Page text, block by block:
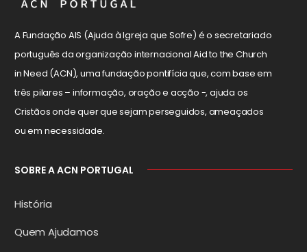
A Fundação AIS (Ajuda à Igreja que Sofre) é o secretariado
português da organização internacional Aid to the Church
in Need (ACN), uma fundação pontifícia que, com base em
três pilares – informação, oração e acção -, ajuda os
Cristãos onde quer que sejam perseguidos, ameaçados
ou em necessidade.
SOBRE A ACN PORTUGAL
História
Quem Ajudamos